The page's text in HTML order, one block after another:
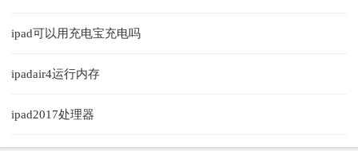
ipad可以用充电宝充电吗
ipadair4运行内存
ipad2017处理器